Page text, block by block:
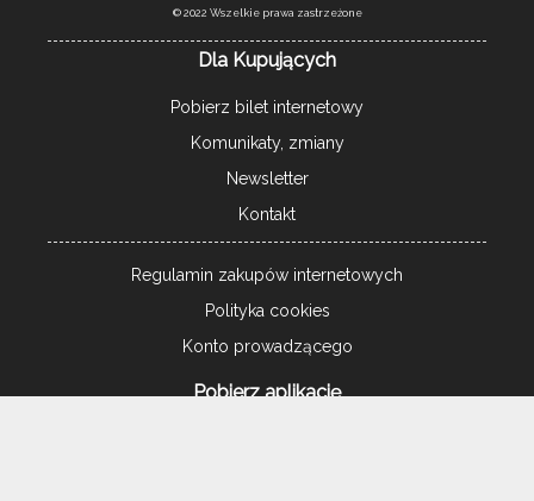
© 2022 Wszelkie prawa zastrzeżone
Dla Kupujących
Pobierz bilet internetowy
Komunikaty, zmiany
Newsletter
Kontakt
Regulamin zakupów internetowych
Polityka cookies
Konto prowadzącego
Pobierz aplikację